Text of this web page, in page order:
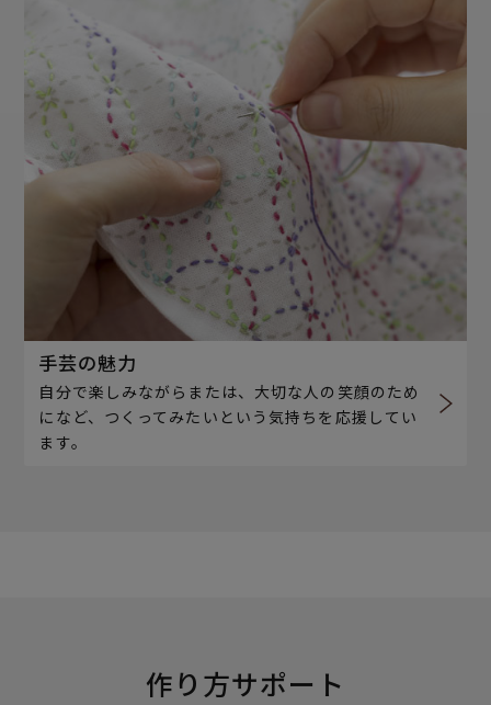
手芸の魅力
自分で楽しみながらまたは、大切な人の笑顔のため
になど、つくってみたいという気持ちを応援してい
ます。
作り方サポート